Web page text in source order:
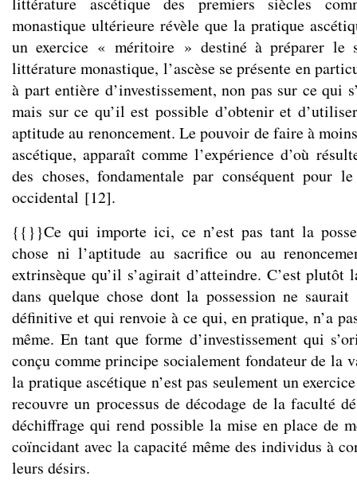
monastique ultérieure révèle que la pratique
un exercice « méritoire » destiné à préparer le
littérature monastique, l’ascèse se présente en
à part entière d’investissement, non pas sur ce qui
mais sur ce qu’il est possible d’obtenir et
aptitude au renoncement. Le pouvoir de faire à
ascétique, apparaît comme l’expérience d’où
des choses, fondamentale par conséquent pour
occidental [12].
{{}}Ce qui importe ici, ce n’est pas tant la
chose ni l’aptitude au sacrifice ou au
extrinsèque qu’il s’agirait d’atteindre. C’est plutôt
dans quelque chose dont la possession ne saurait
définitive et qui renvoie à ce qui, en pratique, n’a
même. En tant que forme d’investissement qui
conçu comme principe socialement fondateur de la
la pratique ascétique n’est pas seulement un
recouvre un processus de décodage de la faculté
déchiffrage qui rend possible la mise en place de
coïncidant avec la capacité même des individus à
leurs désirs.